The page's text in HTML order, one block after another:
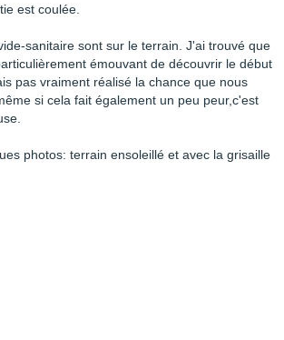
est coulée.
sanitaire sont sur le terrain. J'ai trouvé que
émouvant de découvrir le début
pas vraiment réalisé la chance que nous
si cela fait également un peu peur,c'est
photos: terrain ensoleillé et avec la grisaille